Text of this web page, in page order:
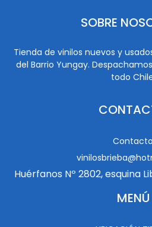
SOBRE
Tienda de vinilos nuevos y
del Barrio Yungay.
todo
Contacto
Huérfanos Nº 2802, esquina
MENÚ